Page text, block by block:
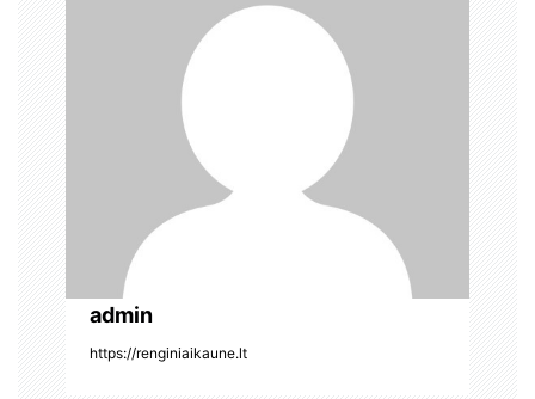
admin
https://renginiaikaune.lt